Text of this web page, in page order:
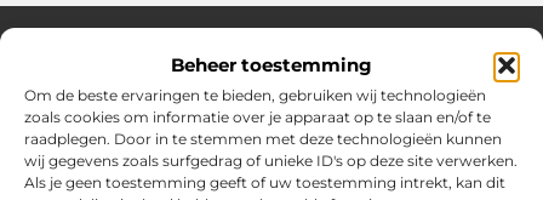
Beheer toestemming
Om de beste ervaringen te bieden, gebruiken wij technologieën
zoals cookies om informatie over je apparaat op te slaan en/of te
raadplegen. Door in te stemmen met deze technologieën kunnen
wij gegevens zoals surfgedrag of unieke ID's op deze site verwerken.
Als je geen toestemming geeft of uw toestemming intrekt, kan dit
Over Hollandwinkelt
Jouw bron voor inspiratie en handige tips voor het dagelijks
leven.
Verken een gevarieerde selectie blogs en artikelen boordevol
praktische adviezen en verrassende inzichten om het beste uit